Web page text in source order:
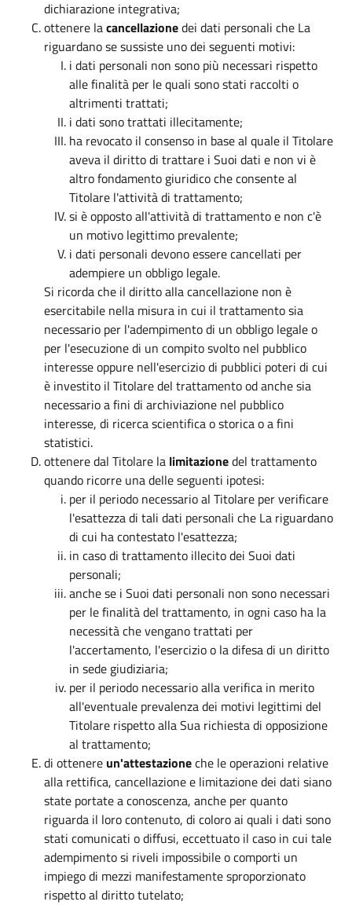
dichiarazione integrativa;
ottenere lacancellazionedei dati personali che La
riguardano se sussiste uno dei seguenti motivi:
i dati personali non sono più necessari rispetto
alle finalità per le quali sono stati raccolti o
altrimenti trattati;
i dati sono trattati illecitamente;
ha revocato il consenso in base al quale il Titolare
aveva il diritto di trattare i Suoi dati e non vi è
altro fondamento giuridico che consente al
Titolare l'attività di trattamento;
si è opposto all'attività di trattamento e non c'è
un motivo legittimo prevalente;
i dati personali devono essere cancellati per
adempiere un obbligo legale.
Si ricorda che il diritto alla cancellazione non è
esercitabile nella misura in cui il trattamento sia
necessario per l'adempimento di un obbligo legale o
per l'esecuzione di un compito svolto nel pubblico
interesse oppure nell'esercizio di pubblici poteri di cui
è investito il Titolare del trattamento od anche sia
necessario a fini di archiviazione nel pubblico
interesse, di ricerca scientifica o storica o a fini
statistici.
ottenere dal Titolare la limitazionedel trattamento
quando ricorre una delle seguenti ipotesi:
per il periodo necessario al Titolare per verificare
l'esattezza di tali dati personali che La riguardano
di cui ha contestato l'esattezza;
in caso di trattamento illecito dei Suoi dati
personali;
anche se i Suoi dati personali non sono necessari
per le finalità del trattamento, in ogni caso ha la
necessità che vengano trattati per
l'accertamento, l'esercizio o la difesa di un diritto
in sede giudiziaria;
per il periodo necessario alla verifica in merito
all'eventuale prevalenza dei motivi legittimi del
Titolare rispetto alla Sua richiesta di opposizione
al trattamento;
di ottenere un'attestazioneche le operazioni relative
alla rettifica, cancellazione e limitazione dei dati siano
state portate a conoscenza, anche per quanto
riguarda il loro contenuto, di coloro ai quali i dati sono
stati comunicati o diffusi, eccettuato il caso in cui tale
adempimento si riveli impossibile o comporti un
impiego di mezzi manifestamente sproporzionato
rispetto al diritto tutelato;